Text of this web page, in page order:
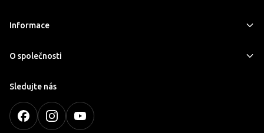
Informace
O společnosti
Sledujte nás